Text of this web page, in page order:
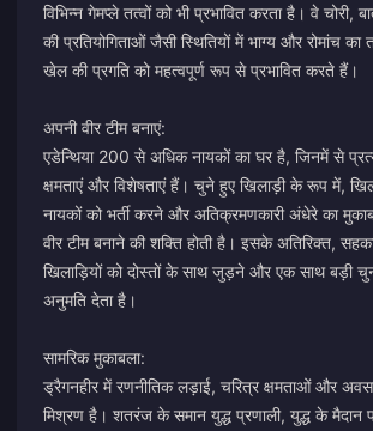
विभिन्न गेमप्ले तत्वों को भी प्रभावित करता है। वे चोरी,
की प्रतियोगिताओं जैसी स्थितियों में भाग्य और रोमांच
खेल की प्रगति को महत्वपूर्ण रूप से प्रभावित करते हैं।
अपनी वीर टीम बनाएं:
एडेन्थिया 200 से अधिक नायकों का घर है, जिनमें से
क्षमताएं और विशेषताएं हैं। चुने हुए खिलाड़ी के रूप में,
नायकों को भर्ती करने और अतिक्रमणकारी अंधेरे का
वीर टीम बनाने की शक्ति होती है। इसके अतिरिक्त,
खिलाड़ियों को दोस्तों के साथ जुड़ने और एक साथ बड़ी
अनुमति देता है।
सामरिक मुकाबला:
ड्रैगनहीर में रणनीतिक लड़ाई, चरित्र क्षमताओं और
मिश्रण है। शतरंज के समान युद्ध प्रणाली, युद्ध के मैदान